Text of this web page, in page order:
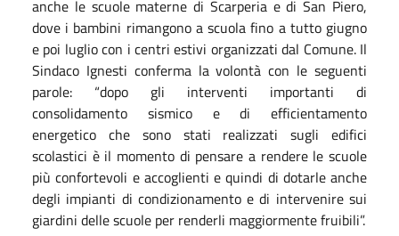
anche le scuole materne di Scarperia e di San Piero,
dove i bambini rimangono a scuola fino a tutto giugno
e poi luglio con i centri estivi organizzati dal Comune. Il
Sindaco Ignesti conferma la volontà con le seguenti
parole: “dopo gli interventi importanti di
consolidamento sismico e di efficientamento
energetico che sono stati realizzati sugli edifici
scolastici è il momento di pensare a rendere le scuole
più confortevoli e accoglienti e quindi di dotarle anche
degli impianti di condizionamento e di intervenire sui
giardini delle scuole per renderli maggiormente fruibili”.